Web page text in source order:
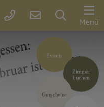
Menü
Events
Zimmer
buchen
Gutscheine